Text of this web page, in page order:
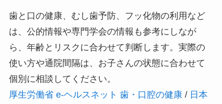
歯と口の健康、むし歯予防、フッ化物の利用など
は、公的情報や専門学会の情報も参考にしなが
ら、年齢とリスクに合わせて判断します。実際の
使い方や通院間隔は、お子さんの状態に合わせて
個別に相談してください。
厚生労働省 e-ヘルスネット 歯・口腔の健康/ 日本